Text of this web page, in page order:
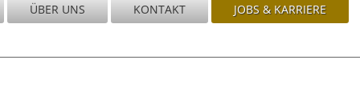
ÜBER UNS KONTAKT JOBS & KARRIERE